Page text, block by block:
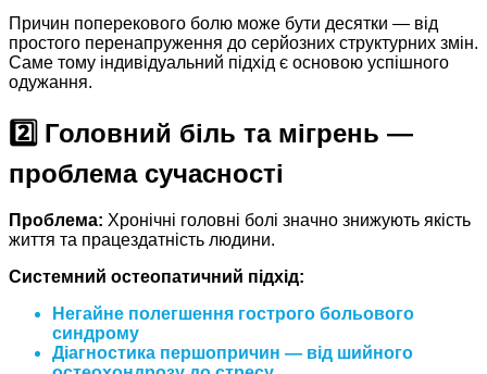
Причин поперекового болю може бути десятки — від
простого перенапруження до серйозних структурних змін.
Саме тому індивідуальний підхід є основою успішного
одужання.
2️⃣ Головний біль та мігрень —
проблема сучасності
Проблема: Хронічні головні болі значно знижують якість
життя та працездатність людини.
Системний остеопатичний підхід:
Негайне полегшення гострого больового
синдрому
Діагностика першопричин — від шийного